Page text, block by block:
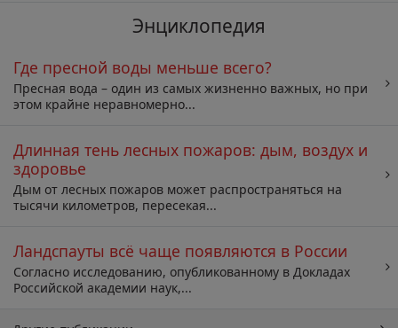
Энциклопедия
Где пресной воды меньше всего?
Пресная вода – один из самых жизненно важных, но при
этом крайне неравномерно...
Длинная тень лесных пожаров: дым, воздух и
здоровье
Дым от лесных пожаров может распространяться на
тысячи километров, пересекая...
Ландспауты всё чаще появляются в России
Согласно исследованию, опубликованному в Докладах
Российской академии наук,...